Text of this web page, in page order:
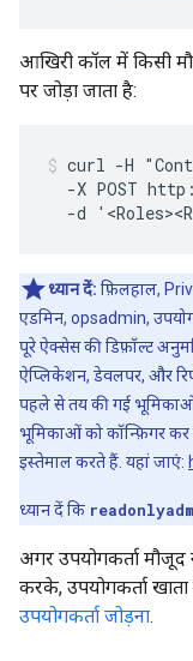
आखिरी कॉल में किसी
पर जोड़ा जाता है:
curl -H
-X POST
-d
ध्यान दें: फ़िलहाल,
एडमिन, opsadmin,
पूरे ऐक्सेस की डिफ़ॉल्ट
ऐप्लिकेशन, डेवलपर, और
पहले से तय की गई
भूमिकाओं को कॉन्फ़िगर
इस्तेमाल करते हैं. यहां जाएं:
ध्यान दें कि
अगर उपयोगकर्ता मौजूद
करके, उपयोगकर्ता
उपयोगकर्ता जोड़ना.